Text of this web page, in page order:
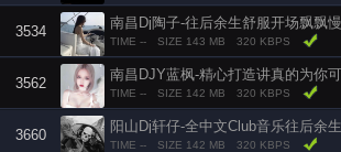
3534
南昌Dj陶子-往后余生舒服开场飘飘
TIME -- SIZE 143 MB 320 KBPS
3562
南昌DJY蓝枫-精心打造讲真的为你
TIME -- SIZE 142 MB 320 KBPS
3660
阳山Dj轩仔-全中文Club音乐往后余
TIME -- SIZE 142 MB 320 KBPS